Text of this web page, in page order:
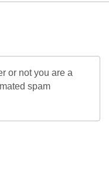
or not you are a
spam